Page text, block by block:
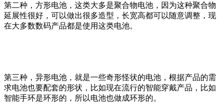
第二种，方形电池，这类大多是聚合物电池，因为这种聚合物
延展性很好，可以做出很多造型，长宽高都可以随意调整，现
在大多数数码产品都是使用这类电池。
第三种，异形电池，就是一些奇形怪状的电池，根据产品的需
求电池也要配套的形状，比如现在流行的智能穿戴产品，比如
智能手环是环形的，所以电池也做成环形的。